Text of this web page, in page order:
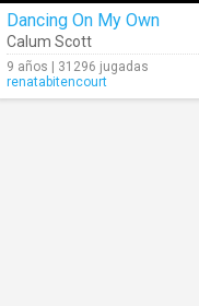
Dancing On My Own
Calum Scott
9 años | 31296 jugadas
renatabitencourt